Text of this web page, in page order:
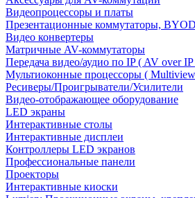
Видеопроцессоры и платы
Презентационные коммутаторы,
Видео конвертеры
Матричные AV-коммутаторы
Передача видео/аудио по IP ( AV over IP
Мультиоконные процессоры (
Ресиверы/Проигрыватели/Усилители
Видео-отображающее оборудование
LED экраны
Интерактивные столы
Интерактивные дисплеи
Контроллеры LED экранов
Профессиональные панели
Проекторы
Интерактивные киоски